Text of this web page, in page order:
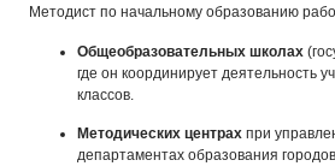
Методист по начальному образованию
Общеобразовательных школах
где он координирует деятельность
классов.
Методических центрах при
департаментах образования